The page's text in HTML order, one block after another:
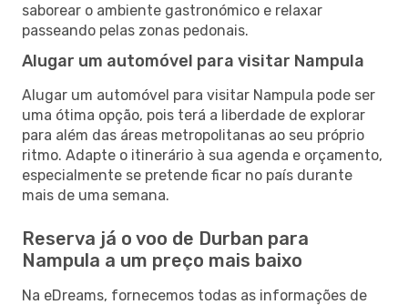
saborear o ambiente gastronómico e relaxar
passeando pelas zonas pedonais.
Alugar um automóvel para visitar Nampula
Alugar um automóvel para visitar Nampula pode ser
uma ótima opção, pois terá a liberdade de explorar
para além das áreas metropolitanas ao seu próprio
ritmo. Adapte o itinerário à sua agenda e orçamento,
especialmente se pretende ficar no país durante
mais de uma semana.
Reserva já o voo de Durban para
Nampula a um preço mais baixo
Na eDreams, fornecemos todas as informações de